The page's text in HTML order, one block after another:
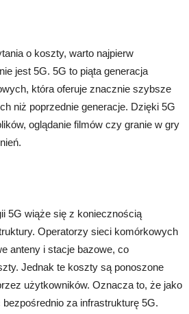
o koszty, warto najpierw
jest 5G. 5G to piąta generacja
która oferuje znacznie szybsze
niż poprzednie generacje. Dzięki 5G
oglądanie filmów czy granie w gry
5G wiąże się z koniecznością
Operatorzy sieci komórkowych
anteny i stacje bazowe, co
Jednak te koszty są ponoszone
użytkowników. Oznacza to, że jako
bezpośrednio za infrastrukturę 5G.